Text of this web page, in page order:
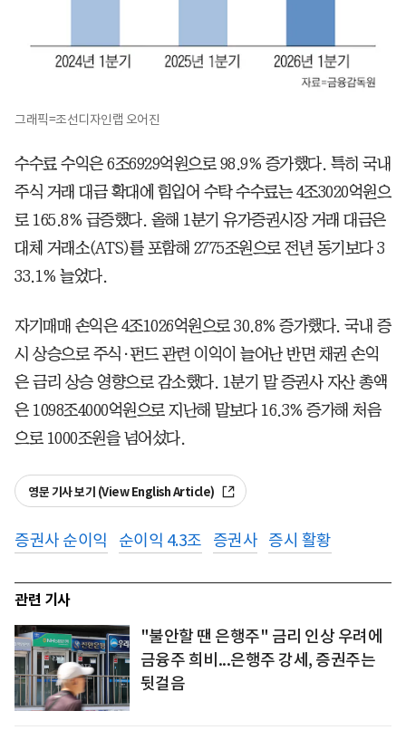
그래픽=조선디자인랩 오어진
수수료 수익은 6조6929억원으로 98.9% 증가했다. 특히 국내
주식 거래 대금 확대에 힘입어 수탁 수수료는 4조3020억원으
로 165.8% 급증했다. 올해 1분기 유가증권시장 거래 대금은
대체 거래소(ATS)를 포함해 2775조원으로 전년 동기보다 3
33.1% 늘었다.
자기매매 손익은 4조1026억원으로 30.8% 증가했다. 국내 증
시 상승으로 주식·펀드 관련 이익이 늘어난 반면 채권 손익
은 금리 상승 영향으로 감소했다. 1분기 말 증권사 자산 총액
은 1098조4000억원으로 지난해 말보다 16.3% 증가해 처음
으로 1000조원을 넘어섰다.
영문 기사 보기 (View English Article)
증권사 순이익 순이익 4.3조 증권사 증시 활황
관련 기사
"불안할 땐 은행주" 금리 인상 우려에
금융주 희비...은행주 강세, 증권주는
뒷걸음